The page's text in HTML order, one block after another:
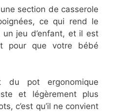
section de casserole
ce qui rend le
jeu d’enfant, et il est
pour que votre bébé
du pot ergonomique
et légèrement plus
c’est qu’il ne convient